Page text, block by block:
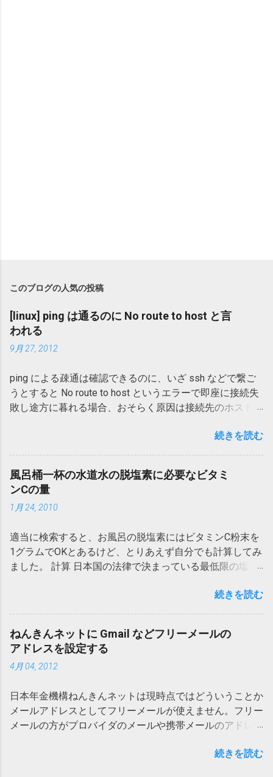
このブログの人気の投稿
[linux] ping は通るのに No route to host と言
われる
9月 27, 2012
ping による疎通は確認できるのに、いざ ssh などで繋ご
うとすると No route to host というエラーで即座に接続失
敗し途方に暮れる場合、おそらく原因は接続先のホストの
する ICMP パケットが返ってきたことによります。 以下
順にマッチさせていき、マッチし次第ジャンプして終わる
ので、デフォルト条件の設定されていそうな一番下の行が
肝心です。 # /sbin/iptables -L --verbose を追加してブロ
ックしているポリシーのカウンタを見ながらブロック状況
問題となっているのは INPUT ポリシー最下行で全てのパ
ケットにマッチするこういう行です ... -j REJECT --reject-
with icmp-host-prohibited 追加の説明 ファイアウォールの
する動作ならタイムアウトとなります。しかしクライアン
トから見て TCP や UDP でパケットを送信した後、ICMP
で Destination Unreachable Message が届いたときは親切
にも No route to host と案内してくれるようです。 ちなみ
に icmp-host-prohibited は ICMP Unreachable Message の
コード10 であり、経路上の障害などを調査するためのコ
す。 参考 Man page of IPTABLES traceroute - Wikipedia
Internet Control Message Protocol (ICMP) - Wikipedia
続きを読む
風呂桶一杯の水道水の脱塩素に必要なビタミ
ンCの量
1月 24, 2010
適当に検索すると、お風呂の脱塩素にはビタミンC粉末を
1グラムでOKとあるけど、とりあえず自分でも計算してみ
ました。 計算 日本国の法律で決まっている最低限の塩素
り、200Lの水で考えると、次亜塩素酸ナトリウムの比重
酸ナトリウムの式量は、198.11で、1分子で電子3個分還
元できるとのことなので、必要なビタミンCの質量は、
(0.02 / 77.44) / 3 * 198.11 = 0.017g 考察 高度浄水処理施設
すが、ビタミンC粉末は意外と安いので、水200Lあたりビ
タミンCを1グラムほど入れておけば、6ppmくらいまで対
応出来るようで一安心です。比重が水に近い普通の粉末1
り地上のお店ではお手頃な価格で売られていない様です
続きを読む
ねんきんネットに Gmail などフリーメールの
アドレスを設定する
4月 04, 2012
日本年金機構ねんきんネットは現時点ではどういうことか
メールアドレスとしてフリーメールが使えません。フリー
メールの方がプロバイダのメールや携帯メールのアドレス
利はない(メールアドレスから身元を割るのが面倒にな
続きを読む